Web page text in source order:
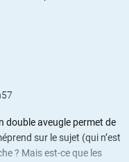
double aveugle permet de
sur le sujet (qui n’est
? Mais est-ce que les